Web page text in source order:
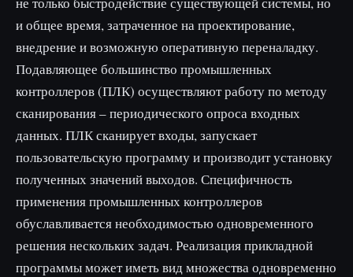
и общее время, затраченное на проектирование,
внедрение и возможную оперативную переналадку.
Подавляющее большинство промышленных
контроллеров (ПЛК) осуществляют работу по методу
сканирования – периодического опроса входных
данных. ПЛК сканирует входы, запускает
пользовательскую программу и производит установку
полученных значений выходов. Специфичность
применения промышленных контроллеров
обуславливается необходимостью одновременного
решения нескольких задач. Реализация прикладной
программы может иметь вид множества одновременно